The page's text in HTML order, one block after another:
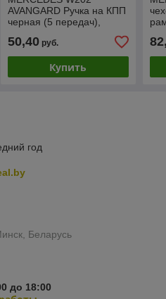
AVANGARD Ручка на КПП
черная (5 передач),
50,40руб.
Купить
год
Беларусь
до 18:00